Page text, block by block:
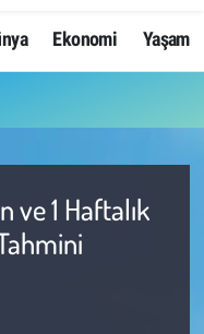
Ekonomi Yaşam
ve 1 Haftalık